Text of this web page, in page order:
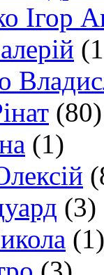
Ігор
(80)
(1)
(3)
(1)